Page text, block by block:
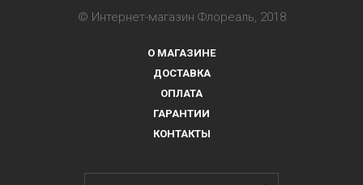
© Интернет-магазин Флореаль, 2018
О МАГАЗИНЕ
ДОСТАВКА
ОПЛАТА
ГАРАНТИИ
КОНТАКТЫ